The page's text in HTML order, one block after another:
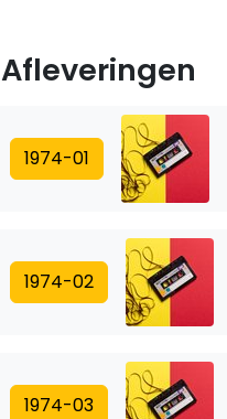
Afleveringen
1974-01
1974-02
1974-03